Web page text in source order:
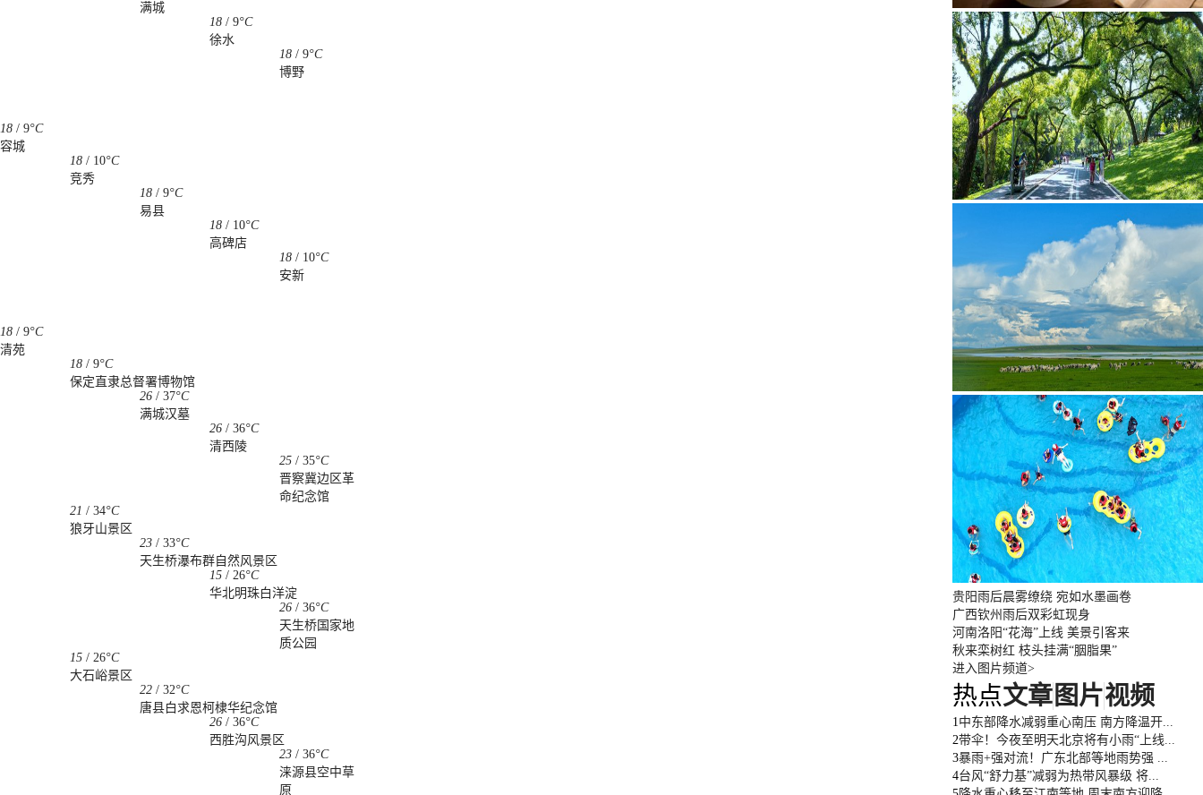
满城
18 / 9°C
徐水
18 / 9°C
博野
18 / 9°C
容城
18 / 10°C
竞秀
18 / 9°C
易县
18 / 10°C
高碑店
18 / 10°C
安新
18 / 9°C
清苑
18 / 9°C
保定直隶总督署博物馆
26 / 37°C
满城汉墓
26 / 36°C
清西陵
25 / 35°C
晋察冀边区革
命纪念馆
21 / 34°C
狼牙山景区
23 / 33°C
天生桥瀑布群自然风景区
15 / 26°C
华北明珠白洋淀
26 / 36°C
天生桥国家地
质公园
15 / 26°C
大石峪景区
22 / 32°C
唐县白求恩柯棣华纪念馆
26 / 36°C
西胜沟风景区
23 / 36°C
涞源县空中草
原
贵阳雨后晨雾缭绕 宛如水墨画卷
广西钦州雨后双彩虹现身
河南洛阳“花海”上线 美景引客来
秋来栾树红 枝头挂满“胭脂果”
进入图片频道>
热点文章图片视频
1中东部降水减弱重心南压 南方降温开...
2带伞！今夜至明天北京将有小雨“上线...
3暴雨+强对流！广东北部等地雨势强 ...
4台风“舒力基”减弱为热带风暴级 将...